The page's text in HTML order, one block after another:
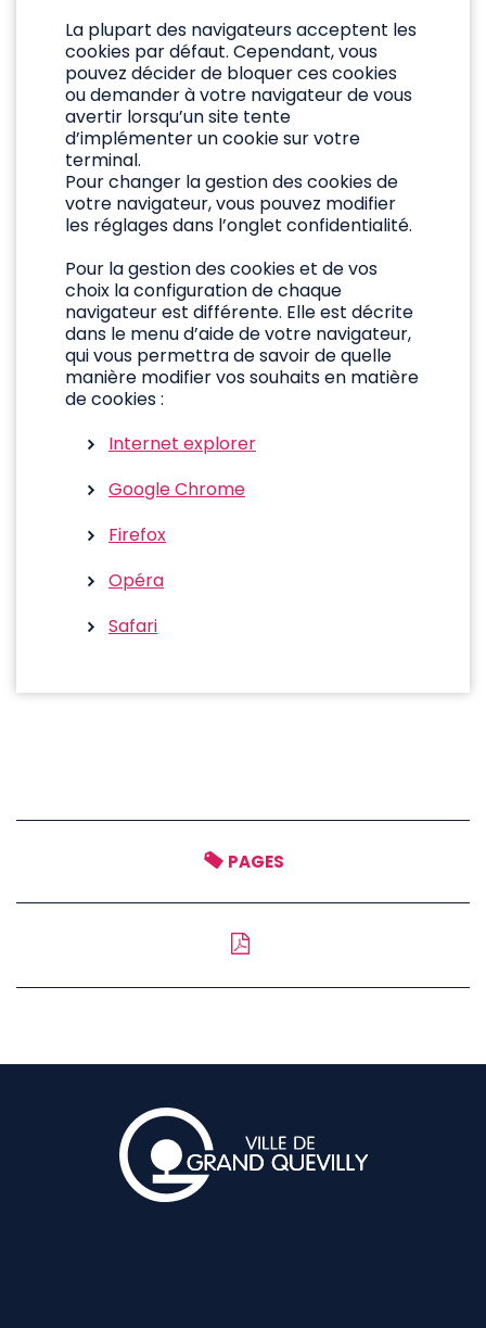
La plupart des navigateurs acceptent les
cookies par défaut. Cependant, vous
pouvez décider de bloquer ces cookies
ou demander à votre navigateur de vous
avertir lorsqu’un site tente
d’implémenter un cookie sur votre
terminal.
Pour changer la gestion des cookies de
votre navigateur, vous pouvez modifier
les réglages dans l’onglet confidentialité.
Pour la gestion des cookies et de vos
choix la configuration de chaque
navigateur est différente. Elle est décrite
dans le menu d’aide de votre navigateur,
qui vous permettra de savoir de quelle
manière modifier vos souhaits en matière
de cookies :
Internet explorer
Google Chrome
Firefox
Opéra
Safari
PAGES